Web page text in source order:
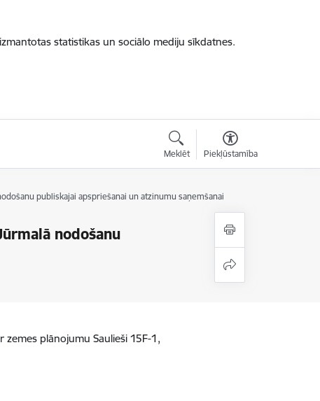
statistikas un sociālo mediju sīkdatnes.
Meklēt Piekļūstamība
publiskajai apspriešanai un atzinumu saņemšanai
nodošanu
plānojumu Saulieši 15F-1,